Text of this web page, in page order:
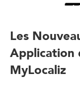
Les
Application
MyLocaliz